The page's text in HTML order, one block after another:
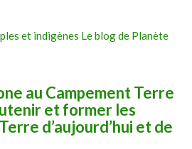
et indigènes Le blog de Planète
au Campement Terre
et former les
d’aujourd’hui et de